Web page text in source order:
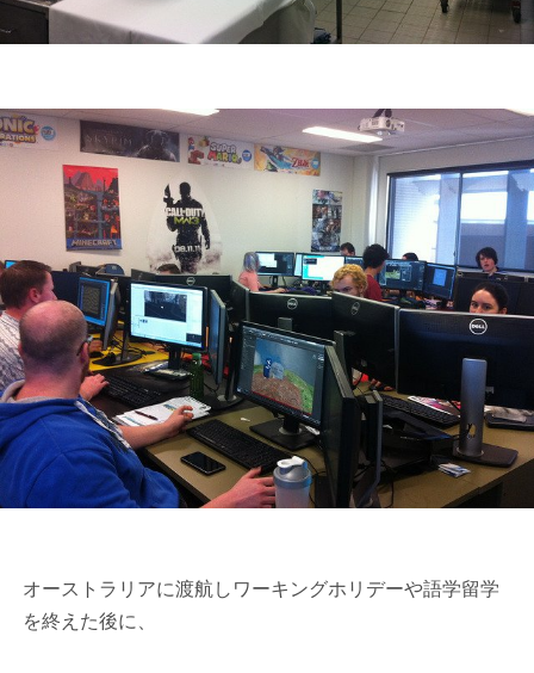
オーストラリアに渡航しワーキングホリデーや語学留学
を終えた後に、